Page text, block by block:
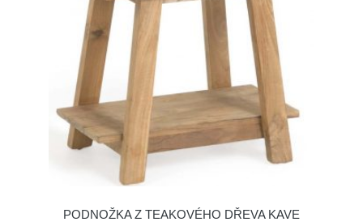
PODNOŽKA Z TEAKOVÉHO DŘEVA KAVE